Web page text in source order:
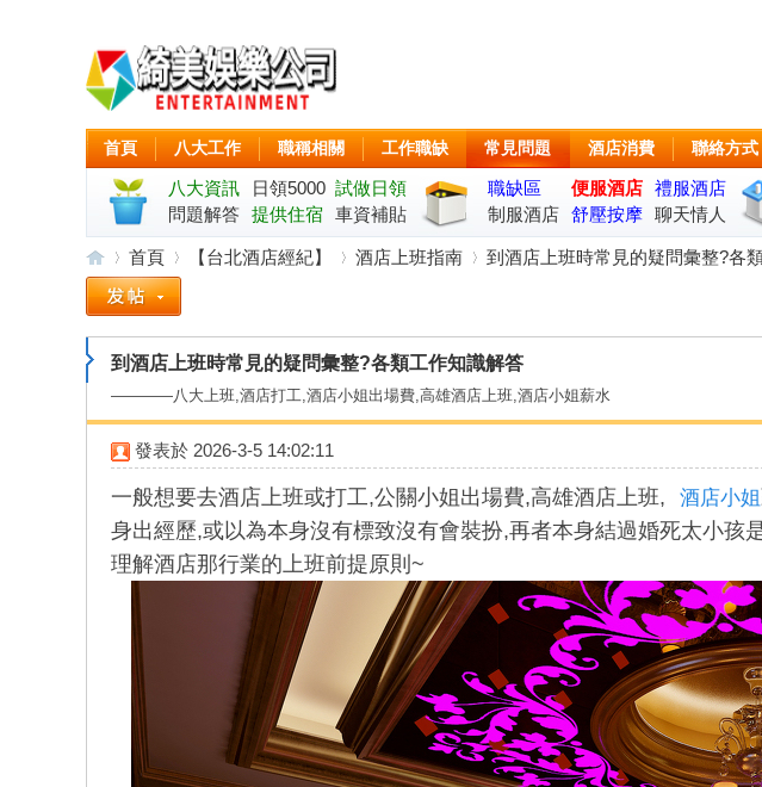
首頁 八大工作 職稱相關 工作職缺 常見問題 酒店消費 聯絡方式
八大資訊
日領5000
起
試做日領
問題解答 提供住宿 車資補貼
職缺區 便服酒店 禮服酒店
制服酒店 舒壓按摩 聊天情人
座
綺 »
首頁
›
【台北酒店經紀】
›
酒店上班指南
›
到酒店上班時常見的疑問彙整?各
到酒店上班時常見的疑問彙整?各類工作知識解答
————八大上班,酒店打工,酒店小姐出場費,高雄酒店上班,酒店小姐薪水
發表於 2026-3-5 14:02:11
一般想要去酒店上班或打工,公關小姐出場費,高雄酒店上班, 酒店小姐
身出經歷,或以為本身沒有標致沒有會裝扮,再者本身結過婚死太小
理解酒店那行業的上班前提原則~